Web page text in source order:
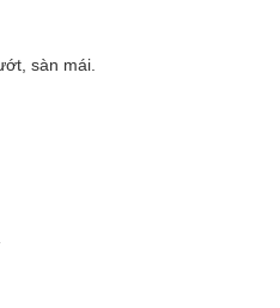
sàn mái.